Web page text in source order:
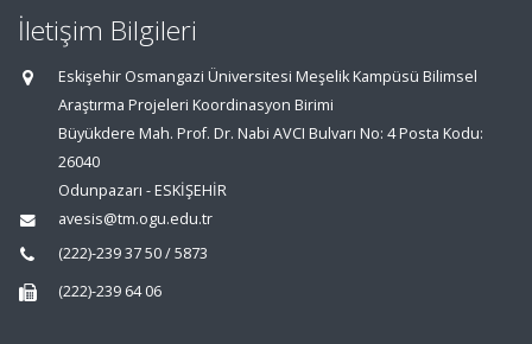
İletişim Bilgileri
Eskişehir Osmangazi Üniversitesi Meşelik Kampüsü Bilimsel
Araştırma Projeleri Koordinasyon Birimi
Büyükdere Mah. Prof. Dr. Nabi AVCI Bulvarı No: 4 Posta Kodu:
26040
Odunpazarı - ESKİŞEHİR
avesis@tm.ogu.edu.tr
(222)-239 37 50 / 5873
(222)-239 64 06